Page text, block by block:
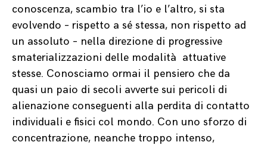
conoscenza, scambio tra l’io e l’altro, si sta
evolvendo – rispetto a sé stessa, non rispetto ad
un assoluto – nella direzione di progressive
smaterializzazioni delle modalità attuative
stesse. Conosciamo ormai il pensiero che da
quasi un paio di secoli avverte sui pericoli di
alienazione conseguenti alla perdita di contatto
individuali e fisici col mondo. Con uno sforzo di
concentrazione, neanche troppo intenso,